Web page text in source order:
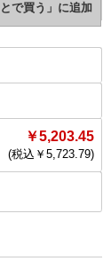
￥5,203.45
(税込￥ 5,723.79)